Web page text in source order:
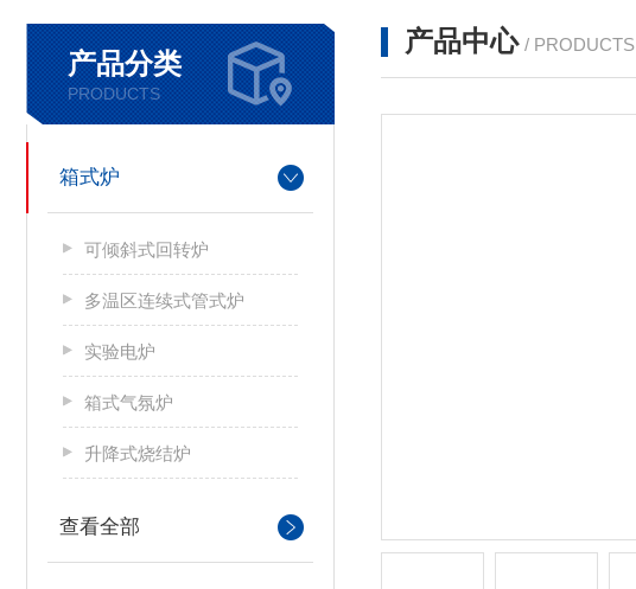
产品分类
PRODUCTS
箱式炉
可倾斜式回转炉
多温区连续式管式炉
实验电炉
箱式气氛炉
升降式烧结炉
查看全部
产品中心 / PRODUCTS